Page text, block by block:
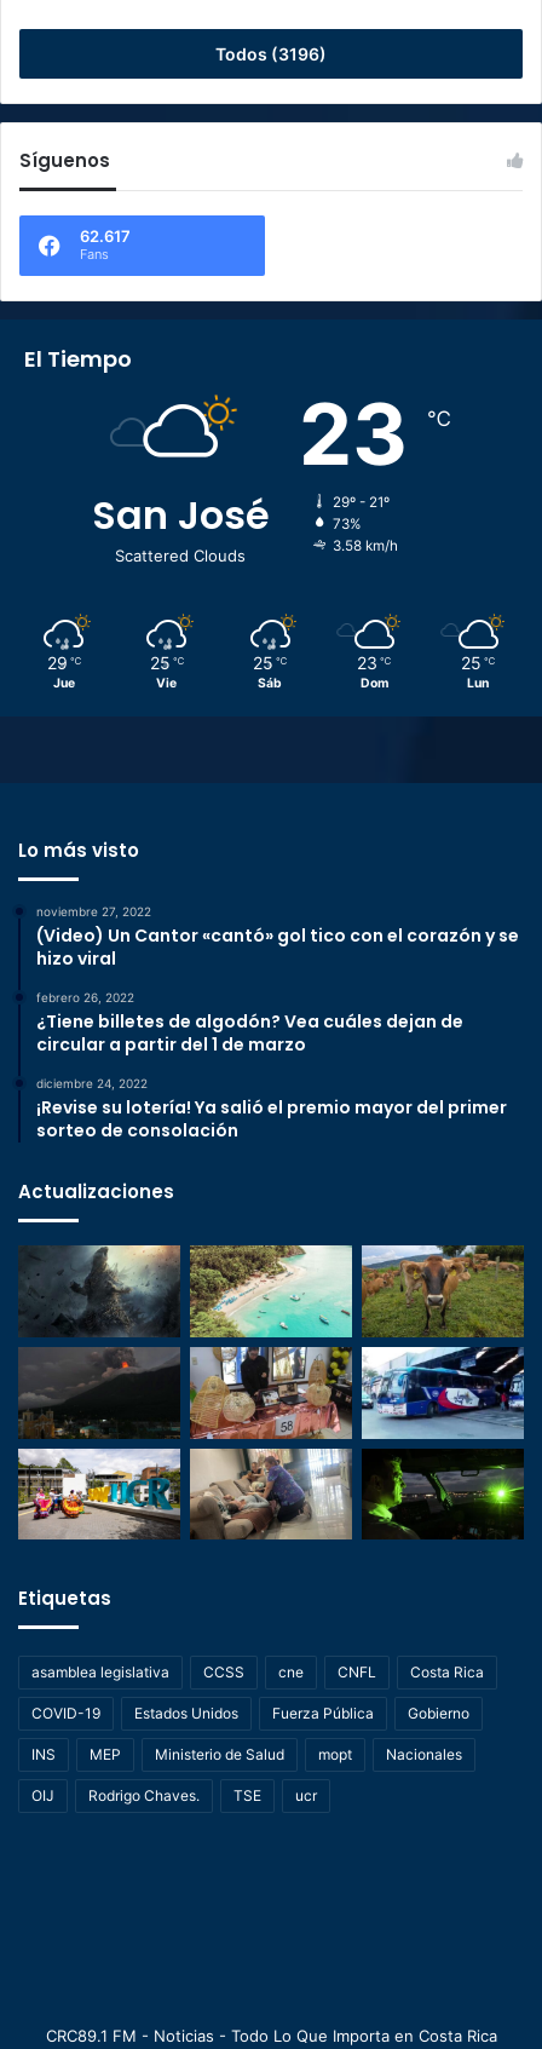
Todos (3196)
Síguenos
62.617
Fans
El Tiempo
San José
Scattered Clouds
23 ℃
29º - 21º
73%
3.58 km/h
29 ℃
Jue
25 ℃
Vie
25 ℃
Sáb
23 ℃
Dom
25 ℃
Lun
Lo más visto
noviembre 27, 2022
(Video) Un Cantor «cantó» gol tico con el corazón y se
hizo viral
febrero 26, 2022
¿Tiene billetes de algodón? Vea cuáles dejan de
circular a partir del 1 de marzo
diciembre 24, 2022
¡Revise su lotería! Ya salió el premio mayor del primer
sorteo de consolación
Actualizaciones
Etiquetas
asamblea legislativa CCSS cne CNFL Costa Rica
COVID-19 Estados Unidos Fuerza Pública Gobierno
INS MEP Ministerio de Salud mopt Nacionales
OIJ Rodrigo Chaves. TSE ucr
CRC89.1 FM - Noticias - Todo Lo Que Importa en Costa Rica